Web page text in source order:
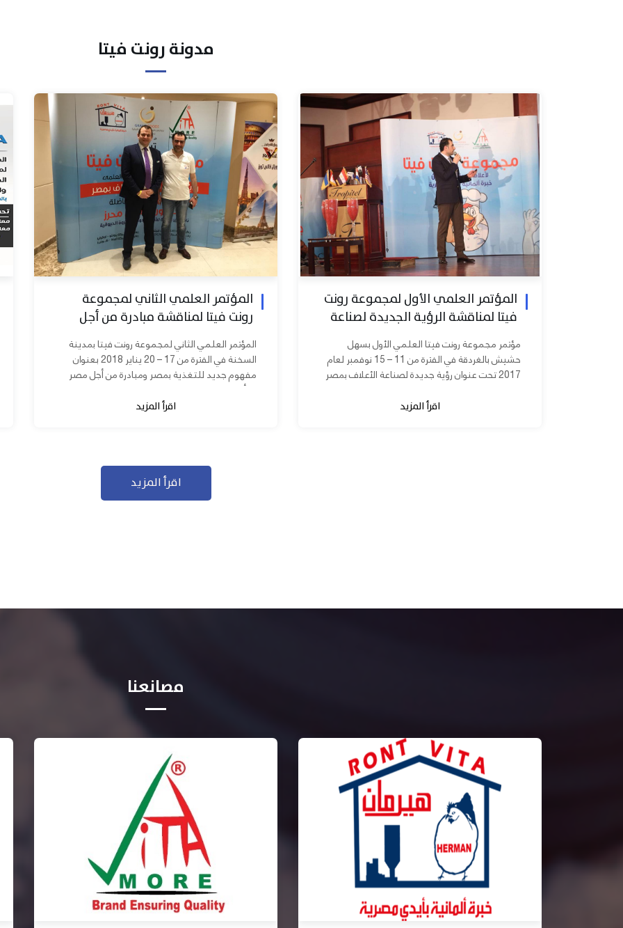
مدونة رونت فيتا
المؤتمر العلمي الأول لمجموعة رونت
فيتا لمناقشة الرؤية الجديدة لصناعة
الأعلاف بمصر
مؤتمر مجموعة رونت فيتا العلمي الأول بسهل
حشيش بالغردقة في الفترة من 11 – 15 نوفمبر لعام
2017 تحت عنوان رؤية جديدة لصناعة الأعلاف بمصر
اقرأ المزيد
المؤتمر العلمي الثاني لمجموعة
رونت فيتا لمناقشة مبادرة من أجل
مصر ابدأ مشروعك
المؤتمر العلمي الثاني لمجموعة رونت فيتا بمدينة
السخنة في الفترة من 17 – 20 يناير 2018 بعنوان
مفهوم جديد للتغذية بمصر ومبادرة من أجل مصر
ابدأ مشروعك بحضور عدد كبير من...
اقرأ المزيد
اقرأ المزيد
مصانعنا